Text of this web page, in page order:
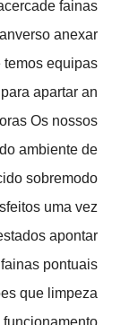
fainas
anexar
temos equipas
apartar an
Os nossos
ambiente de
sobremodo
uma vez
apontar
pontuais
que limpeza